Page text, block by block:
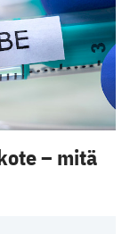
– mitä